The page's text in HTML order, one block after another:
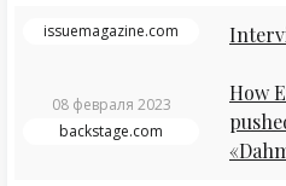
issuemagazine.com
08 февраля 2023
backstage.com
How